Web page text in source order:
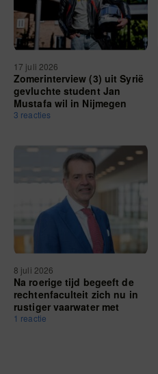
17 juli 2026
Zomerinterview (3) uit Syrië
gevluchte student Jan
Mustafa wil in Nijmegen
vooral anderen helpen
3 reacties
8 juli 2026
Na roerige tijd begeeft de
rechtenfaculteit zich nu in
rustiger vaarwater met
nieuwe decaan Frits-Joost
1 reactie